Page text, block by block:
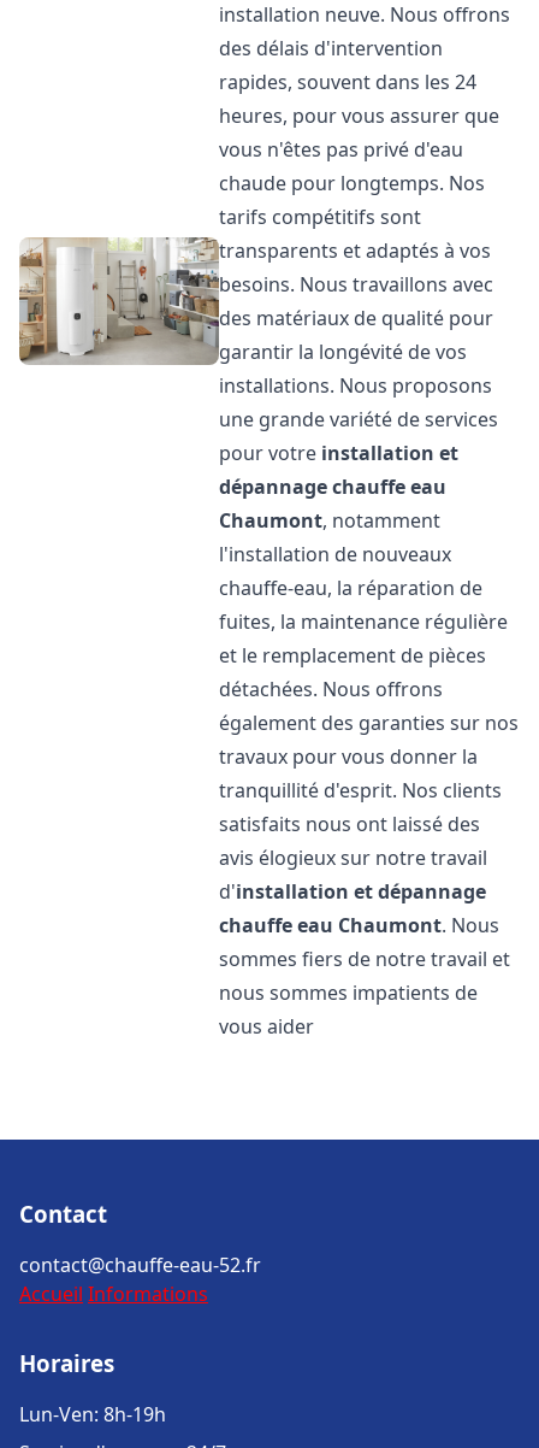
installation neuve. Nous offrons
des délais d'intervention
rapides, souvent dans les 24
heures, pour vous assurer que
vous n'êtes pas privé d'eau
chaude pour longtemps. Nos
tarifs compétitifs sont
transparents et adaptés à vos
besoins. Nous travaillons avec
des matériaux de qualité pour
garantir la longévité de vos
installations. Nous proposons
une grande variété de services
pour votre installation et
dépannage chauffe eau
Chaumont, notamment
l'installation de nouveaux
chauffe-eau, la réparation de
fuites, la maintenance régulière
et le remplacement de pièces
détachées. Nous offrons
également des garanties sur nos
travaux pour vous donner la
tranquillité d'esprit. Nos clients
satisfaits nous ont laissé des
avis élogieux sur notre travail
d'installation et dépannage
chauffe eau Chaumont. Nous
sommes fiers de notre travail et
nous sommes impatients de
vous aider
Contact
contact@chauffe-eau-52.fr
Accueil Informations
Horaires
Lun-Ven: 8h-19h